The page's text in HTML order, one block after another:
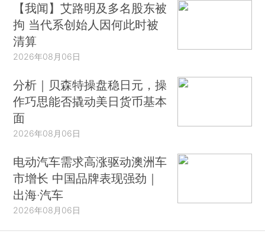
【我闻】艾路明及多名股东被
拘 当代系创始人因何此时被
清算
2026年08月06日
分析｜贝森特操盘稳日元，操
作巧思能否撬动美日货币基本
面
2026年08月06日
电动汽车需求高涨驱动澳洲车
市增长 中国品牌表现强劲｜
出海·汽车
2026年08月06日